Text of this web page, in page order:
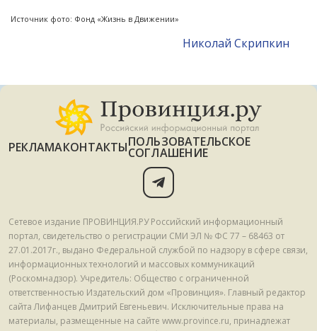
Источник фото: Фонд «Жизнь в Движении»
Николай Скрипкин
РЕКЛАМАКОНТАКТЫПОЛЬЗОВАТЕЛЬСКОЕ
СОГЛАШЕНИЕ
Сетевое издание ПРОВИНЦИЯ.РУ Российский информационный
портал, свидетельство о регистрации СМИ ЭЛ № ФС 77 – 68463 от
27.01.2017г., выдано Федеральной службой по надзору в сфере связи,
информационных технологий и массовых коммуникаций
(Роскомнадзор). Учредитель: Общество с ограниченной
ответственностью Издательский дом «Провинция». Главный редактор
сайта Лифанцев Дмитрий Евгеньевич. Исключительные права на
материалы, размещенные на сайте www.province.ru, принадлежат